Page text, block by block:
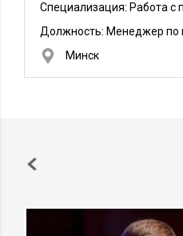
Специализация: Работа с
Должность: Менеджер по
Минск